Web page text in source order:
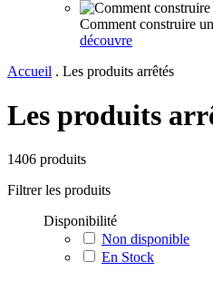
Comment construire
découvre
Accueil . Les produits arrêtés
Les produits
1406 produits
Filtrer les produits
Disponibilité
Non disponible
En Stock